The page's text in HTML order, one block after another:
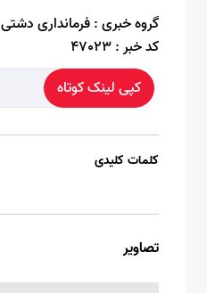
گروه خبری :فرمانداری دشتی
کد خبر :47023
کپی لینک کوتاه
کلمات کلیدی
تصاویر